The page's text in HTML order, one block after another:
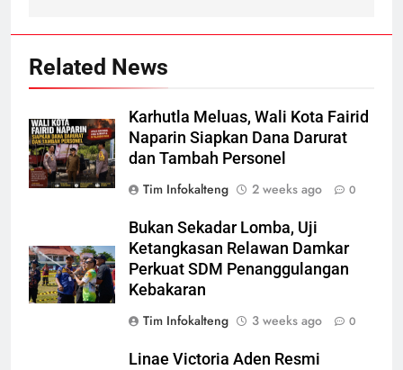
Related News
Karhutla Meluas, Wali Kota Fairid
Naparin Siapkan Dana Darurat
dan Tambah Personel
Tim Infokalteng
2 weeks ago 0
Bukan Sekadar Lomba, Uji
Ketangkasan Relawan Damkar
Perkuat SDM Penanggulangan
Kebakaran
Tim Infokalteng
3 weeks ago 0
Linae Victoria Aden Resmi